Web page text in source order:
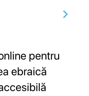
pentru
ebraică